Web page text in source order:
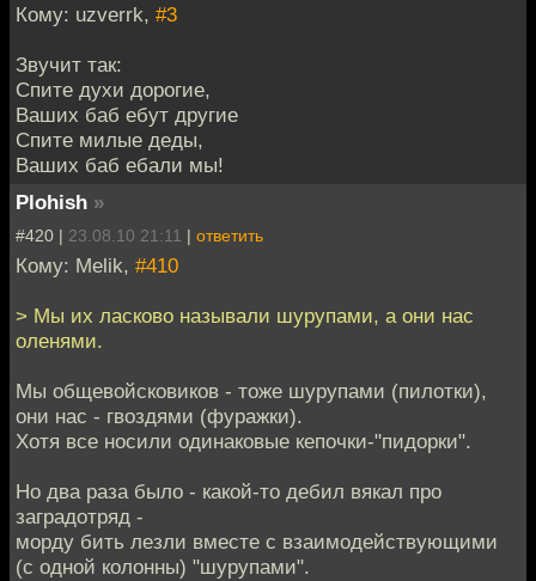
Кому: uzverrk, #3
Звучит так:
Спите духи дорогие,
Ваших баб ебут другие
Спите милые деды,
Ваших баб ебали мы!
Plohish »
#420 | 23.08.10 21:11 | ответить
Кому: Melik, #410
> Мы их ласково называли шурупами, а они нас
оленями.
Мы общевойсковиков - тоже шурупами (пилотки),
они нас - гвоздями (фуражки).
Хотя все носили одинаковые кепочки-"пидорки".
Но два раза было - какой-то дебил вякал про
заградотряд -
морду бить лезли вместе с взаимодействующими
(с одной колонны) "шурупами".